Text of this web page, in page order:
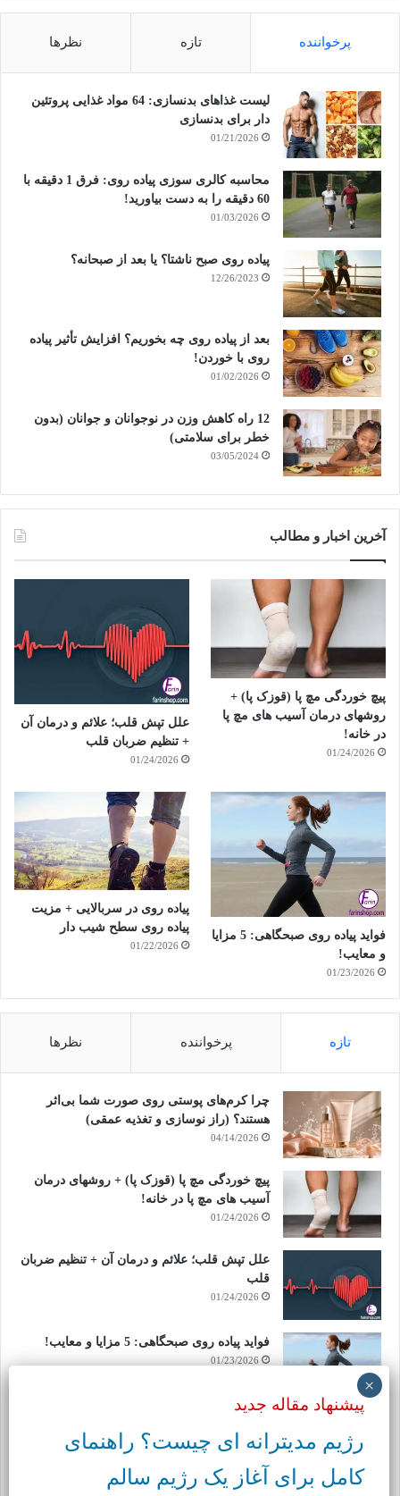
پرخواننده تازه نظرها
لیست غذاهای بدنسازی: 64 مواد غذایی پروتئین
دار برای بدنسازی
01/21/2026
محاسبه کالری سوزی پیاده روی: فرق 1 دقیقه با
60 دقیقه را به دست بیاورید!
01/03/2026
پیاده روی صبح ناشتا؟ یا بعد از صبحانه؟
12/26/2023
بعد از پیاده روی چه بخوریم؟ افزایش تأثیر پیاده
روی با خوردن!
01/02/2026
12 راه کاهش وزن در نوجوانان و جوانان (بدون
خطر برای سلامتی)
03/05/2024
آخرین اخبار و مطالب
پیچ خوردگی مچ پا (قوزک پا) +
روشهای درمان آسیب های مچ پا
در خانه!
01/24/2026
علل تپش قلب؛ علائم و درمان آن
+ تنظیم ضربان قلب
01/24/2026
فواید پیاده روی صبحگاهی: 5 مزایا
و معایب!
01/23/2026
پیاده روی در سربالایی + مزیت
پیاده روی سطح شیب دار
01/22/2026
تازه پرخواننده نظرها
چرا کرم‌های پوستی روی صورت شما بی‌اثر
هستند؟ (راز نوسازی و تغذیه عمقی)
04/14/2026
پیچ خوردگی مچ پا (قوزک پا) + روشهای درمان
آسیب های مچ پا در خانه!
01/24/2026
علل تپش قلب؛ علائم و درمان آن + تنظیم ضربان
قلب
01/24/2026
فواید پیاده روی صبحگاهی: 5 مزایا و معایب!
01/23/2026
شیب دار
پیشنهاد مقاله جدید
رژیم مدیترانه‌ ای چیست؟ راهنمای
کامل برای آغاز یک رژیم سالم